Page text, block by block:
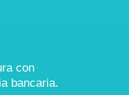
con
bancaria.